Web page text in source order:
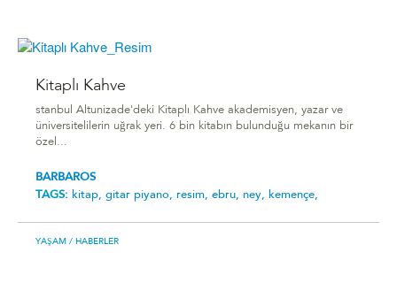
Kitaplı Kahve
stanbul Altunizade'deki Kitaplı Kahve akademisyen, yazar ve
üniversitelilerin uğrak yeri. 6 bin kitabın bulunduğu mekanın bir
özel...
BARBAROS
TAGS: kitap, gitar piyano, resim, ebru, ney, kemençe,
YAŞAM / HABERLER